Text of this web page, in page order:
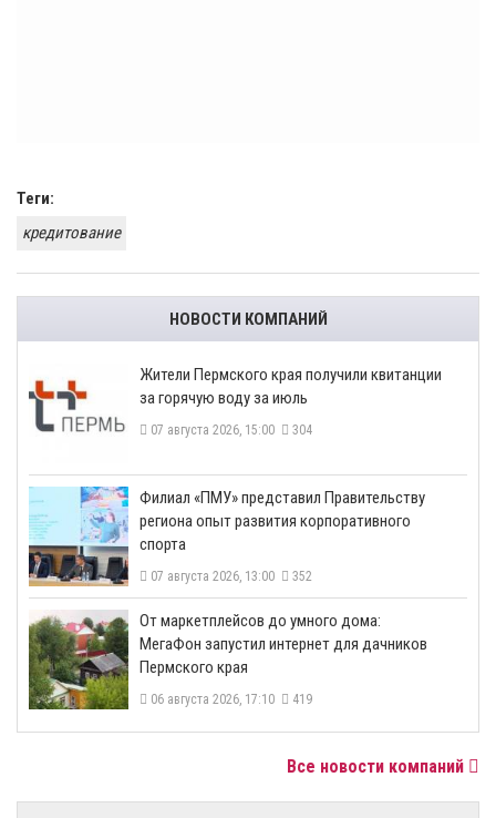
Теги:
кредитование
НОВОСТИ КОМПАНИЙ
​Жители Пермского края получили квитанции
за горячую воду за июль
07 августа 2026, 15:00 304
​Филиал «ПМУ» представил Правительству
региона опыт развития корпоративного
спорта
07 августа 2026, 13:00 352
От маркетплейсов до умного дома:
МегаФон запустил интернет для дачников
Пермского края
06 августа 2026, 17:10 419
Все новости компаний